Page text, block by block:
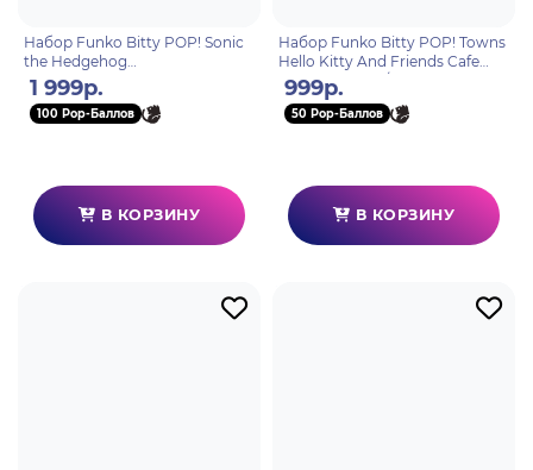
Набор Funko Bitty POP! Sonic
the Hedgehog
Sonic+Amy+Tails+Knuckles 4шт
92959
1 999р.
100 Pop-Баллов
В КОРЗИНУ
Набор Funko Bitty POP! Towns
Hello Kitty And Friends Cafe
Cinnamoroll w/Cinnamoroll
93566
999р.
50 Pop-Баллов
В КОРЗИНУ